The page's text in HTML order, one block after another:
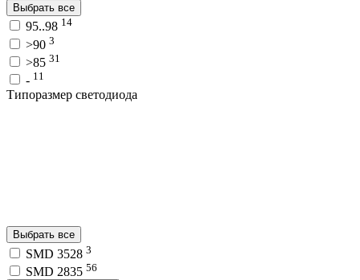
Выбрать все
95..98 14
>90 3
>85 31
- 11
Типоразмер светодиода
Выбрать все
SMD 3528 3
SMD 2835 56